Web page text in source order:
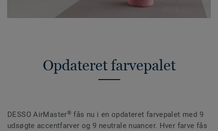
Opdateret farvepalet
DESSO AirMaster® fås nu i en opdateret farvepalet med 9
udsøgte accentfarver og 9 neutrale nuancer. Hver farve fås